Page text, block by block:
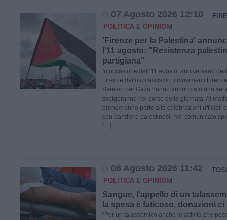
07 Agosto 2026 12:10
POLITICA E OPINIONI
'Firenze per la Palestina'
l'11 agosto: "Resistenza
partigiana"
In occasione dell’11 agosto, anniversario
Firenze dal nazifascismo, i movimenti
Sanitari per Gaza hanno annunciato una
svolgeranno nel corso della giornata. Al
prenderanno parte alle celebrazioni ufficiali
con bandiere palestinesi. Nel comunicato
[…]
06 Agosto 2026 11:42
POLITICA E OPINIONI
Sangue, l’appello di un
la spesa è faticoso, donazioni
“Per un talassemico anche le attività che